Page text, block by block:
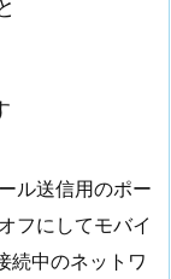
ル送信用のポー
フにしてモバイ
続中のネットワ